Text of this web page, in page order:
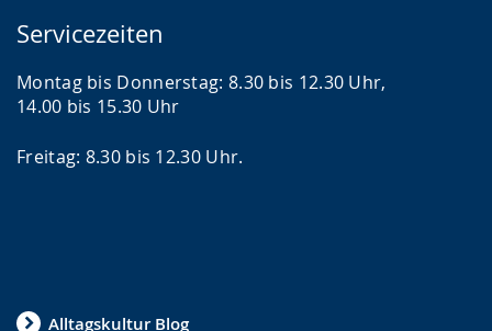
Servicezeiten
Montag bis Donnerstag: 8.30 bis 12.30 Uhr,
14.00 bis 15.30 Uhr
Freitag: 8.30 bis 12.30 Uhr.
Alltagskultur Blog